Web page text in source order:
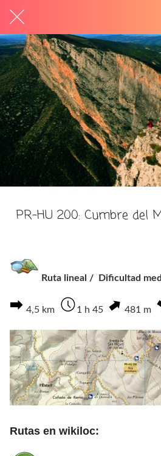
PR-HU 200: Cumbre del
Ruta lineal / Dificultad
4,5 km 1 h 45 481 m
Rutas en wikiloc: